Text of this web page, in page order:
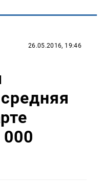
26.05.2016, 19:46